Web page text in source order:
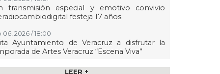
transmisión especial y emotivo convivio
festeja 17 años
06, 2026 / 18:00
Ayuntamiento de Veracruz a disfrutar la
de Artes Veracruz “Escena Viva”
06, 2026 / 16:56 LEER +